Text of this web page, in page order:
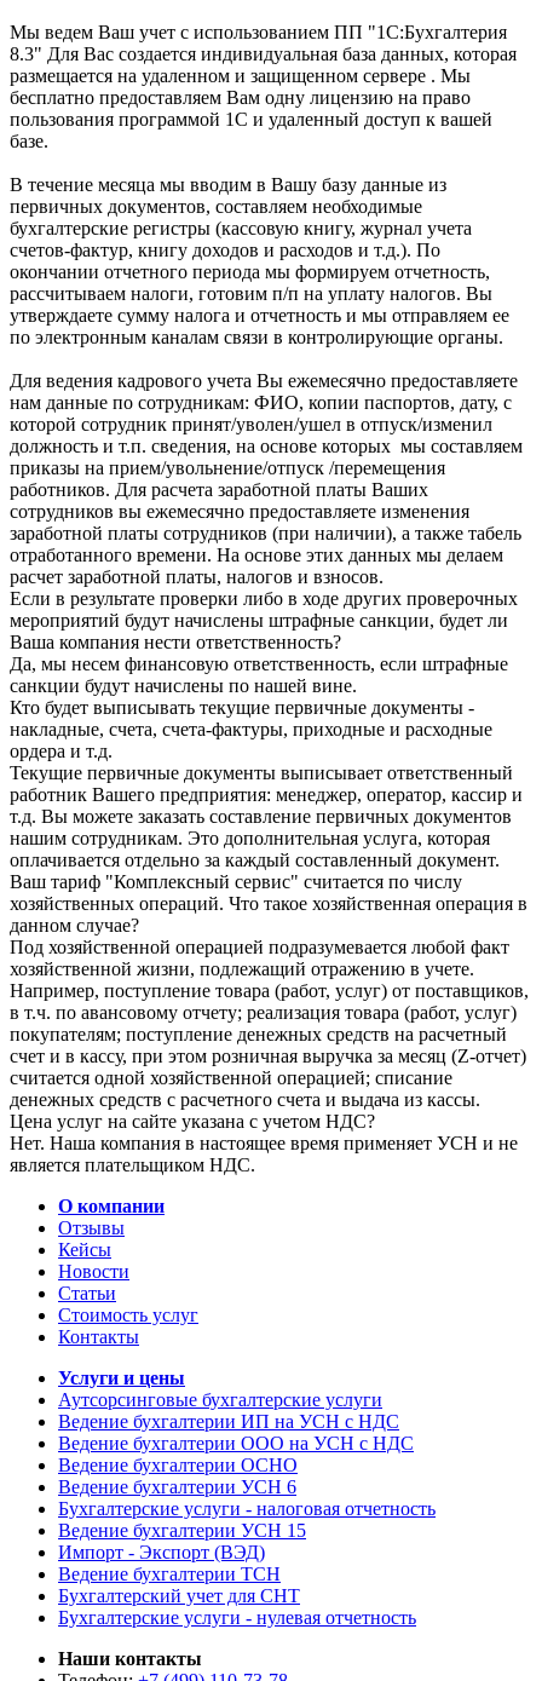
Мы ведем Ваш учет с использованием ПП "1С:Бухгалтерия
8.3" Для Вас создается индивидуальная база данных, которая
размещается на удаленном и защищенном сервере . Мы
бесплатно предоставляем Вам одну лицензию на право
пользования программой 1С и удаленный доступ к вашей
базе.
В течение месяца мы вводим в Вашу базу данные из
первичных документов, составляем необходимые
бухгалтерские регистры (кассовую книгу, журнал учета
счетов-фактур, книгу доходов и расходов и т.д.). По
окончании отчетного периода мы формируем отчетность,
рассчитываем налоги, готовим п/п на уплату налогов. Вы
утверждаете сумму налога и отчетность и мы отправляем ее
по электронным каналам связи в контролирующие органы.
Для ведения кадрового учета Вы ежемесячно предоставляете
нам данные по сотрудникам: ФИО, копии паспортов, дату, с
которой сотрудник принят/уволен/ушел в отпуск/изменил
должность и т.п. сведения, на основе которых мы составляем
приказы на прием/увольнение/отпуск /перемещения
работников. Для расчета заработной платы Ваших
сотрудников вы ежемесячно предоставляете изменения
заработной платы сотрудников (при наличии), а также табель
отработанного времени. На основе этих данных мы делаем
расчет заработной платы, налогов и взносов.
Если в результате проверки либо в ходе других проверочных
мероприятий будут начислены штрафные санкции, будет ли
Ваша компания нести ответственность?
Да, мы несем финансовую ответственность, если штрафные
санкции будут начислены по нашей вине.
Кто будет выписывать текущие первичные документы -
накладные, счета, счета-фактуры, приходные и расходные
ордера и т.д.
Текущие первичные документы выписывает ответственный
работник Вашего предприятия: менеджер, оператор, кассир и
т.д. Вы можете заказать составление первичных документов
нашим сотрудникам. Это дополнительная услуга, которая
оплачивается отдельно за каждый составленный документ.
Ваш тариф "Комплексный сервис" считается по числу
хозяйственных операций. Что такое хозяйственная операция в
данном случае?
Под хозяйственной операцией подразумевается любой факт
хозяйственной жизни, подлежащий отражению в учете.
Например, поступление товара (работ, услуг) от поставщиков,
в т.ч. по авансовому отчету; реализация товара (работ, услуг)
покупателям; поступление денежных средств на расчетный
счет и в кассу, при этом розничная выручка за месяц (Z-отчет)
считается одной хозяйственной операцией; списание
денежных средств с расчетного счета и выдача из кассы.
Цена услуг на сайте указана с учетом НДС?
Нет. Наша компания в настоящее время применяет УСН и не
является плательщиком НДС.
О компании
Отзывы
Кейсы
Новости
Статьи
Стоимость услуг
Контакты
Услуги и цены
Аутсорсинговые бухгалтерские услуги
Ведение бухгалтерии ИП на УСН с НДС
Ведение бухгалтерии ООО на УСН с НДС
Ведение бухгалтерии ОСНО
Ведение бухгалтерии УСН 6
Бухгалтерские услуги - налоговая отчетность
Ведение бухгалтерии УСН 15
Импорт - Экспорт (ВЭД)
Ведение бухгалтерии ТСН
Бухгалтерский учет для СНТ
Бухгалтерские услуги - нулевая отчетность
Наши контакты